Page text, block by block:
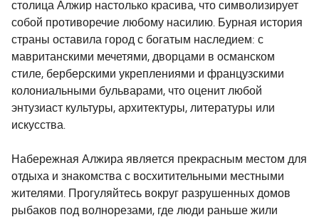
столица Алжир настолько красива, что символизирует
собой противоречие любому насилию. Бурная история
страны оставила город с богатым наследием: с
мавританскими мечетями, дворцами в османском
стиле, берберскими укреплениями и французскими
колониальными бульварами, что оценит любой
энтузиаст культуры, архитектуры, литературы или
искусства.
Набережная Алжира является прекрасным местом для
отдыха и знакомства с восхитительными местными
жителями. Прогуляйтесь вокруг разрушенных домов
рыбаков под волнорезами, где люди раньше жили